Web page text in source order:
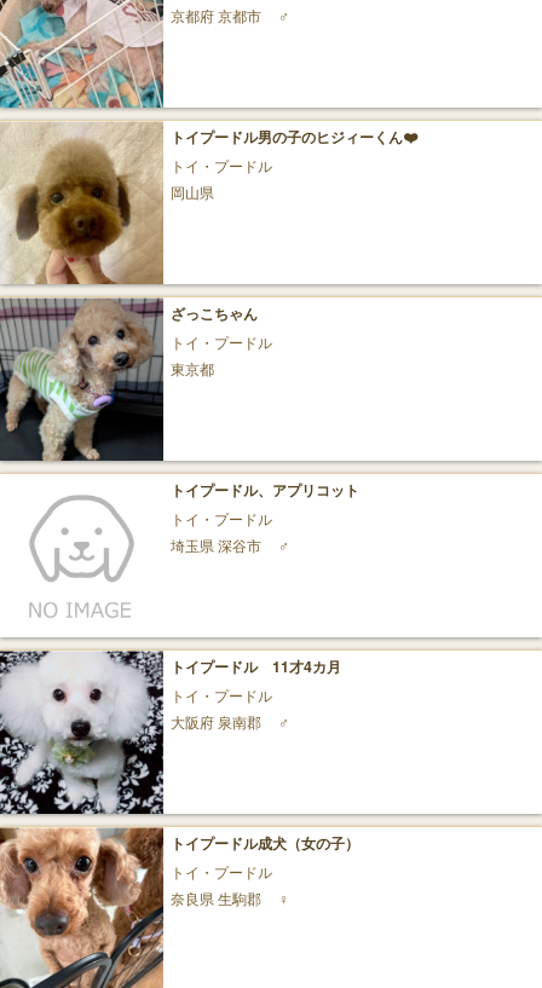
京都府 京都市
♂
トイプードル男の子のヒジィーくん❤️
トイ・プードル
岡山県
ざっこちゃん
トイ・プードル
東京都
トイプードル、アプリコット
トイ・プードル
埼玉県 深谷市
♂
トイプードル 11才4カ月
トイ・プードル
大阪府 泉南郡
♂
トイプードル成犬（女の子）
トイ・プードル
奈良県 生駒郡
♀